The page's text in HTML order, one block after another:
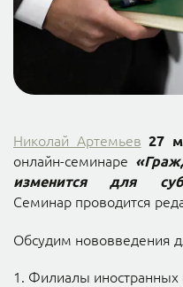
Николай Артемьев 27
онлайн-семинаре
изменится для
Семинар проводится
Обсудим нововведения
1. Филиалы иностранных